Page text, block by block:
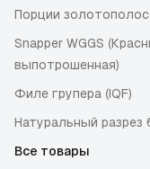
Порции
Snapper WGGS
выпотрошенная)
Филе групера (IQF)
Натуральный разрез
Все товары